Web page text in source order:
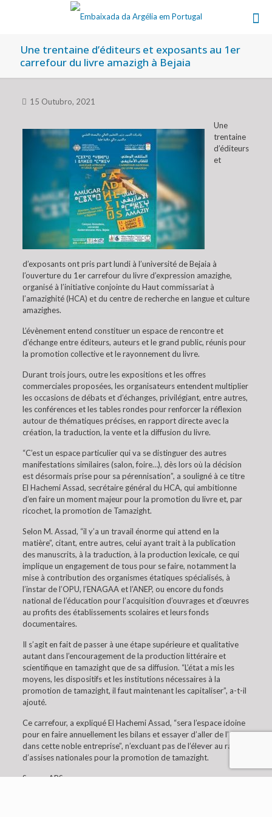
Une trentaine d’éditeurs et exposants au 1er
carrefour du livre amazigh à Bejaia
15 Outubro, 2021
Une
trentaine
d’éditeurs
et
d’exposants ont pris part lundi à l’université de Bejaia à
l’ouverture du 1er carrefour du livre d’expression amazighe,
organisé à l’initiative conjointe du Haut commissariat à
l’amazighité (HCA) et du centre de recherche en langue et culture
amazighes.
L’évènement entend constituer un espace de rencontre et
d’échange entre éditeurs, auteurs et le grand public, réunis pour
la promotion collective et le rayonnement du livre.
Durant trois jours, outre les expositions et les offres
commerciales proposées, les organisateurs entendent multiplier
les occasions de débats et d’échanges, privilégiant, entre autres,
les conférences et les tables rondes pour renforcer la réflexion
autour de thématiques précises, en rapport directe avec la
création, la traduction, la vente et la diffusion du livre.
“C’est un espace particulier qui va se distinguer des autres
manifestations similaires (salon, foire…), dès lors où la décision
est désormais prise pour sa pérennisation”, a souligné à ce titre
El Hachemi Assad, secrétaire général du HCA, qui ambitionne
d’en faire un moment majeur pour la promotion du livre et, par
ricochet, la promotion de Tamazight.
Selon M. Assad, “il y’a un travail énorme qui attend en la
matière”, citant, entre autres, celui ayant trait à la publication
des manuscrits, à la traduction, à la production lexicale, ce qui
implique un engagement de tous pour se faire, notamment la
mise à contribution des organismes étatiques spécialisés, à
l’instar de l’OPU, l’ENAGAA et l’ANEP, ou encore du fonds
national de l’éducation pour l’acquisition d’ouvrages et d’œuvres
au profits des établissements scolaires et leurs fonds
documentaires.
Il s’agit en fait de passer à une étape supérieure et qualitative
autant dans l’encouragement de la production littéraire et
scientifique en tamazight que de sa diffusion. “L’état a mis les
moyens, les dispositifs et les institutions nécessaires à la
promotion de tamazight, il faut maintenant les capitaliser”, a-t-il
ajouté.
Ce carrefour, a expliqué El Hachemi Assad, “sera l’espace idoine
pour en faire annuellement les bilans et essayer d’aller de l’avant
dans cette noble entreprise”, n’excluant pas de l’élever au rang
d’assises nationales pour la promotion de tamazight.
Source APS